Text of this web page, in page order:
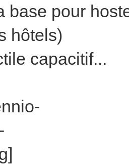
base pour
hôtels)
capacitif...